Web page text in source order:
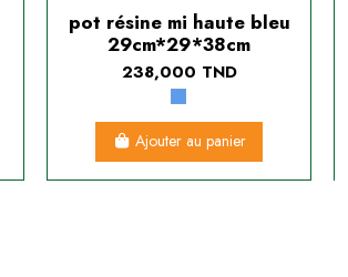
pot résine mi haute bleu
29cm*29*38cm
238,000 TND
Ajouter au panier